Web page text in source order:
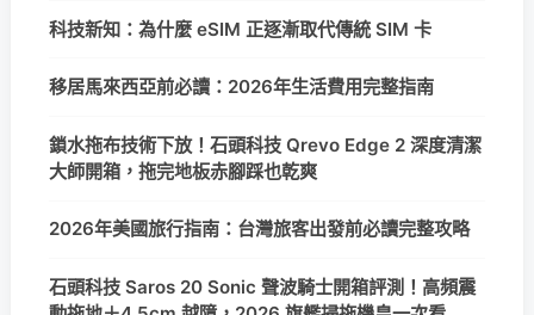
科技新知：為什麼 eSIM 正逐漸取代傳統 SIM 卡
移居馬來西亞前必讀：2026年生活費用完整指南
鎖水拖布技術下放！石頭科技 Qrevo Edge 2 深度清潔
大師開箱，拖完地板赤腳踩也乾爽
2026年美國旅行指南：台灣旅客出發前必讀完整攻略
石頭科技 Saros 20 Sonic 聲波騎士開箱評測！高頻震